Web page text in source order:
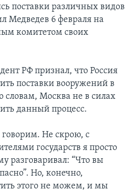
поставки различных видов
Медведев 6 февраля на
комитетом своих
РФ признал, что Россия
поставки вооружений в
словам, Москва не в силах
данный процесс.
Не скрою, с
государств я просто
разговаривал: “Что вы
Но, конечно,
этого не можем, и мы